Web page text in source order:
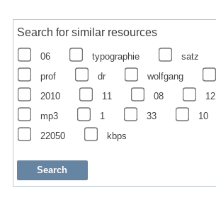
Search for similar resources
06 typographie satz
prof
dr wolfgang
2010
11 08 12
mp3
1 33 10
22050
kbps